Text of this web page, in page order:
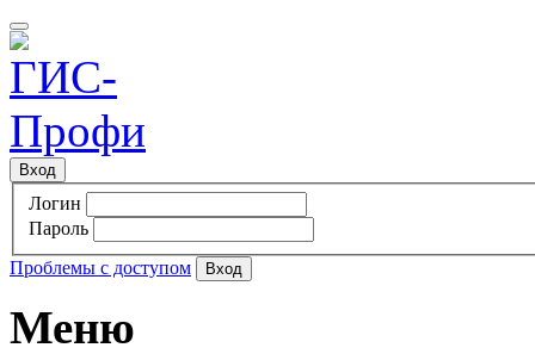
Вход
Логин
Пароль
Проблемы с доступом
Меню